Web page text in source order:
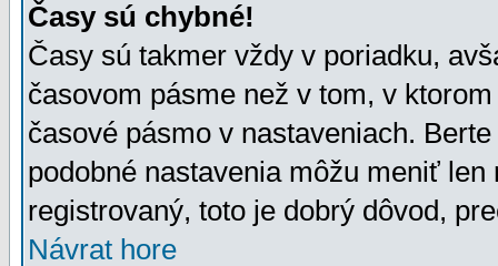
Časy sú chybné!
Časy sú takmer vždy v poriadku,
časovom pásme než v tom, v
časové pásmo v nastaveniach.
podobné nastavenia môžu meniť
registrovaný, toto je dobrý dôvod,
Návrat hore